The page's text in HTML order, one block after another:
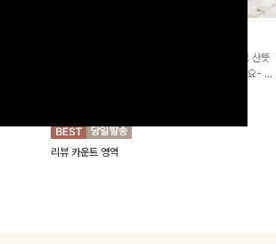
[청순무드/체형커버]꾸안꾸 무드의 정석🤍 가볍고 산뜻
한 착용감으로 여름 내내 손이 자주 가는 원피스예요- 은
리뷰 카운트 영역